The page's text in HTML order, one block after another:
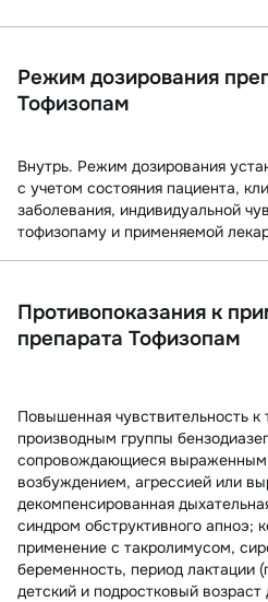
Режим дозирования
Тофизопам
Внутрь. Режим дозирования
с учетом состояния пациента,
заболевания, индивидуальной
тофизопаму и применяемой
Противопоказания к
препарата Тофизопам
Повышенная чувствительность к
производным группы
сопровождающиеся
возбуждением, агрессией или
декомпенсированная
синдром обструктивного апноэ;
применение с такролимусом,
беременность, период лактации
детский и подростковый возраст